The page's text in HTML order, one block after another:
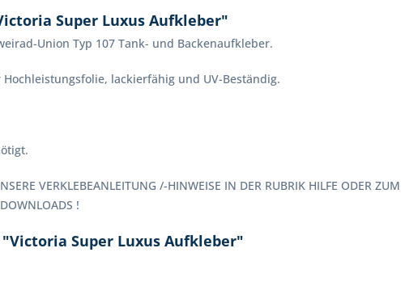
Super Luxus Aufkleber"
Union Typ 107 Tank- und Backenaufkleber.
lackierfähig und UV-Beständig.
VERKLEBEANLEITUNG /-HINWEISE IN DER RUBRIK HILFE ODER ZUM
!
Super Luxus Aufkleber"